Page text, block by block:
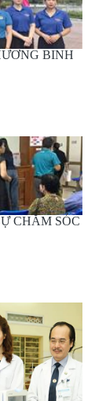
BINH
CHĂM SÓC